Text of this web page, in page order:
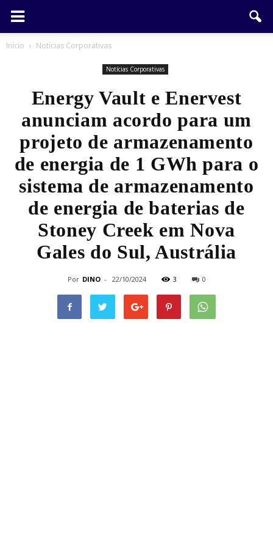
Início Notícias Corporativas
Notícias Corporativas
Energy Vault e Enervest
anunciam acordo para um
projeto de armazenamento
de energia de 1 GWh para o
sistema de armazenamento
de energia de baterias de
Stoney Creek em Nova
Gales do Sul, Austrália
Por DINO - 22/10/2024 3 0